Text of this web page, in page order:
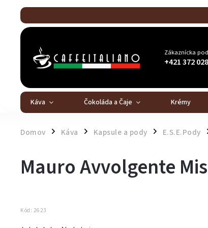
Zákaznícka
+421 372
Káva Čokoláda a Čaje Krémy
Domov / Káva / Kapsule a pody / E.S.E.Pody /
Mauro Avvolgente
Kód: 2623